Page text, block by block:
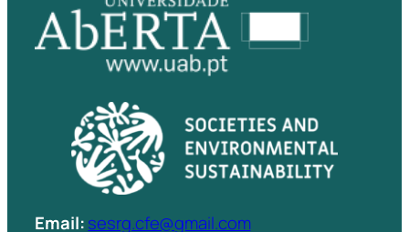
Email:sesrg.cfe@gmail.com